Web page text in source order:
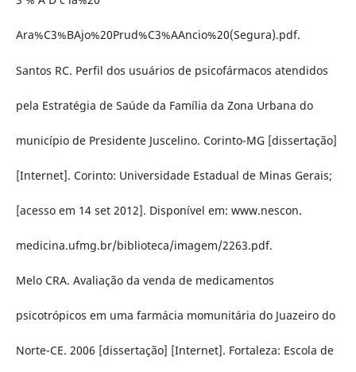
Ara%C3%BAjo%20Prud%C3%AAncio%20(Segura).pdf.
Santos RC. Perfil dos usuários de psicofármacos atendidos
pela Estratégia de Saúde da Família da Zona Urbana do
município de Presidente Juscelino. Corinto-MG [dissertação]
[Internet]. Corinto: Universidade Estadual de Minas Gerais;
[acesso em 14 set 2012]. Disponível em: www.nescon.
medicina.ufmg.br/biblioteca/imagem/2263.pdf.
Melo CRA. Avaliação da venda de medicamentos
psicotrópicos em uma farmácia momunitária do Juazeiro do
Norte-CE. 2006 [dissertação] [Internet]. Fortaleza: Escola de